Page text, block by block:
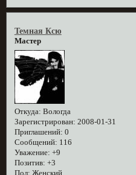
Темная Ксю
Мастер
Откуда: Вологда
Зарегистрирован: 2008-01-31
Приглашений: 0
Сообщений: 116
Уважение: +9
Позитив: +3
Пол: Женский